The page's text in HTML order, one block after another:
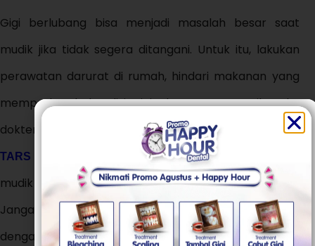
Gigi berlubang bisa menjadi masalah besar saat
mudik jika tidak segera ditangani. Untuk itu, lakukan
perawatan darurat di rumah, hindari makanan yang
memperburuk kondisi gigi, dan segera periksa ke
dokter gigi sebelum berangkat. Dengan perawatan di
TARS Dental Care
, Anda bisa menikmati perjalanan
mudik dengan nyaman tanpa terganggu nyeri gigi.
Jangan tunggu sampai parah, segerabuat janji temu
dengan dokter gigi sekarang juga!